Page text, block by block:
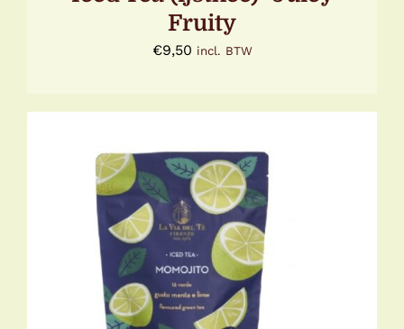
Fruity
€9,50 incl. BTW
TOEVOEGEN AAN WINKELWAGEN
DETAILS